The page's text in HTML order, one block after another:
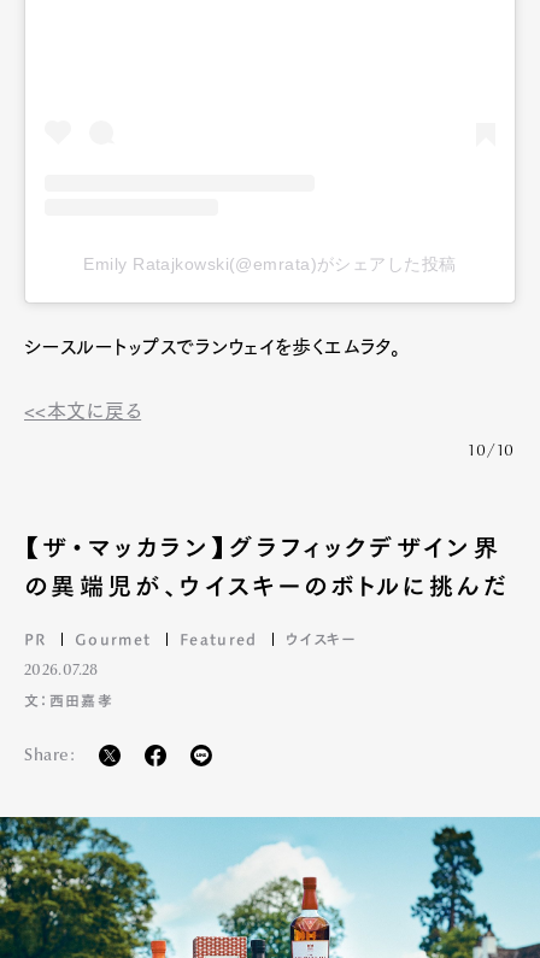
Art&DesignWatch
Culture
Emily Ratajkowski(@emrata)がシェアした投稿
シースルートップスでランウェイを歩くエムラタ。
<<本文に戻る
10/10
【ザ・マッカラン】グラフィックデザイン界
の異端児が、ウイスキーのボトルに挑んだ
PR Gourmet Featured ウイスキー
2026.07.28
文：西田嘉孝
Share: